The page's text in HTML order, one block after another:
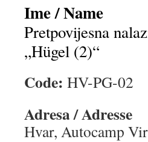
Ime / Name
Pretpovijesna
„Hügel (2)“
Code: HV-PG-02
Adresa / Adresse
Hvar, Autocamp